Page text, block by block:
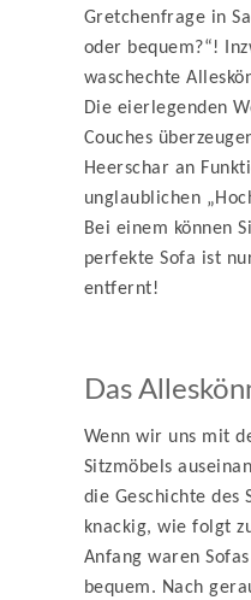
Gretchenfrage in
oder bequem?“!
waschechte
Die eierlegenden
Couches
Heerschar an
unglaublichen
Bei einem können
perfekte Sofa ist
entfernt!
Das
Wenn wir uns mit
Sitzmöbels
die Geschichte des
knackig, wie folgt
Anfang waren
bequem. Nach